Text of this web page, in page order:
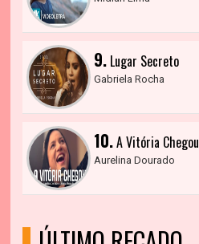
9. Lugar Secreto
Gabriela Rocha
10.A Vitória Chegou
Aurelina Dourado